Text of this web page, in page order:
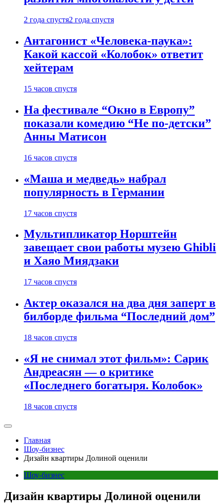
2 года спустя2 года спустя
Антагонист «Человека-паука»:
Какой кассой «Колобок» ответит
хейтерам
15 часов спустя
На фестивале “Окно в Европу”
показали комедию “Не по-детски”
Анны Матисон
16 часов спустя
«Маша и медведь» набрал
популярность в Германии
17 часов спустя
Мультипликатор Норштейн
завещает свои работы музею Ghibli
и Хаяо Миядзаки
17 часов спустя
Актер оказался на два дня заперт в
билборде фильма “Последний дом”
18 часов спустя
«Я не снимал этот фильм»: Сарик
Андреасян — о критике
«Последнего богатыря. Колобок»
18 часов спустя
Главная
Шоу-бизнес
Дизайн квартиры Долиной оценили
Шоу-бизнес
Дизайн квартиры Долиной оценили